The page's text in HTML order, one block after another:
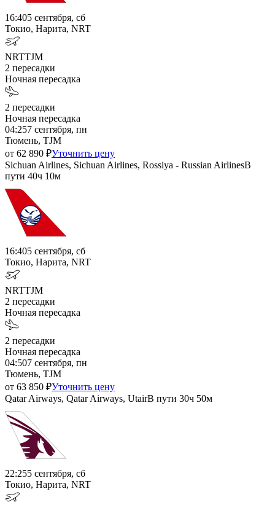
16:405 сентября, сб
Токио, Нарита, NRT
NRTTJM
2 пересадки
Ночная пересадка
2 пересадки
Ночная пересадка
04:257 сентября, пн
Тюмень, TJM
от 62 890 ₽Уточнить цену
Sichuan Airlines, Sichuan Airlines, Rossiya - Russian AirlinesВ
пути 40ч 10м
16:405 сентября, сб
Токио, Нарита, NRT
NRTTJM
2 пересадки
Ночная пересадка
2 пересадки
Ночная пересадка
04:507 сентября, пн
Тюмень, TJM
от 63 850 ₽Уточнить цену
Qatar Airways, Qatar Airways, UtairВ пути 30ч 50м
22:255 сентября, сб
Токио, Нарита, NRT